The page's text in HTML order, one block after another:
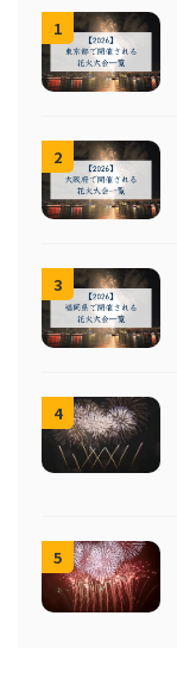
1
2
3
4
5